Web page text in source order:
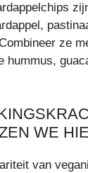
ze
hummus,
WE
van